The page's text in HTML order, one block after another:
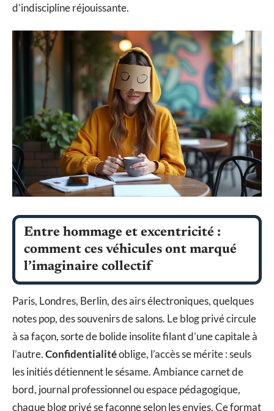
d’indiscipline réjouissante.
Entre hommage et excentricité :
comment ces véhicules ont marqué
l’imaginaire collectif
Paris, Londres, Berlin, des airs électroniques, quelques
notes pop, des souvenirs de salons. Le blog privé circule
à sa façon, sorte de bolide insolite filant d’une capitale à
l’autre.Confidentialitéoblige, l’accès se mérite : seuls
les initiés détiennent le sésame. Ambiance carnet de
bord, journal professionnel ou espace pédagogique,
chaque blog privé se façonne selon les envies. Ce format